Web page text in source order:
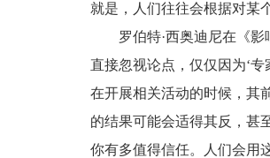
就是，人们往往会根据对某
罗伯特·西奥迪尼在《
直接忽视论点，仅仅因为‘
在开展相关活动的时候，其
的结果可能会适得其反，甚
你有多值得信任。人们会用